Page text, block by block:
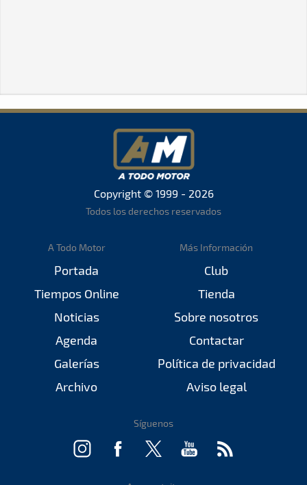
Copyright © 1999 - 2026
Todos los derechos reservados
A Todo Motor
Portada
Tiempos Online
Noticias
Agenda
Galerías
Archivo
Más Información
Club
Tienda
Sobre nosotros
Contactar
Política de privacidad
Aviso legal
Síguenos